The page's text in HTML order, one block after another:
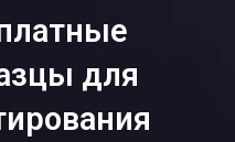
для